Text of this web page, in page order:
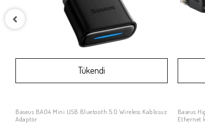
Stokta Yok
Tükendi
Baseus BA04 Mini USB Bluetooth 5.0 Wireless Kablosuz
Adaptör
Baseus
Ethernet